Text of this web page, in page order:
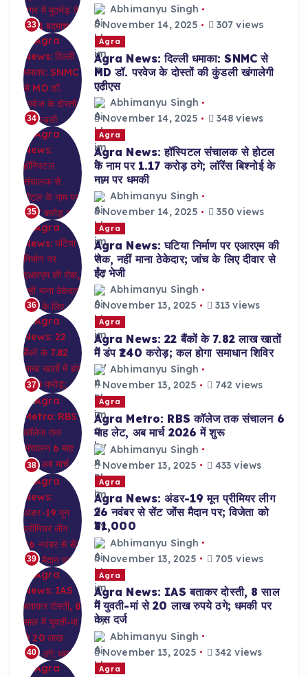
33
Abhimanyu Singh
November 14, 2025
307 views
34
Agra
Agra News: दिल्ली धमाका: SNMC से
MD डॉ. परवेज के दोस्तों की कुंडली खंगालेगी
एटीएस
Abhimanyu Singh
November 14, 2025
348 views
35
Agra
Agra News: हॉस्पिटल संचालक से होटल
के नाम पर 1.17 करोड़ ठगे; लॉरेंस बिश्नोई के
नाम पर धमकी
Abhimanyu Singh
November 14, 2025
350 views
36
Agra
Agra News: घटिया निर्माण पर एआरएम की
रोक, नहीं माना ठेकेदार; जांच के लिए दीवार से
ईंट भेजी
Abhimanyu Singh
November 13, 2025
313 views
37
Agra
Agra News: 22 बैंकों के 7.82 लाख खातों
में डंप ₹240 करोड़; कल होगा समाधान शिविर
Abhimanyu Singh
November 13, 2025
742 views
38
Agra
Agra Metro: RBS कॉलेज तक संचालन 6
माह लेट, अब मार्च 2026 में शुरू
Abhimanyu Singh
November 13, 2025
433 views
39
Agra
Agra News: अंडर-19 मून प्रीमियर लीग
26 नवंबर से सेंट जोंस मैदान पर; विजेता को
₹31,000
Abhimanyu Singh
November 13, 2025
705 views
40
Agra
Agra News: IAS बताकर दोस्ती, 8 साल
में युवती-मां से 20 लाख रुपये ठगे; धमकी पर
केस दर्ज
Abhimanyu Singh
November 13, 2025
342 views
Agra